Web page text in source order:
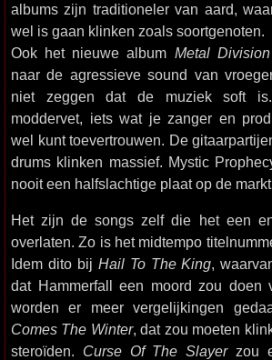
albums zijn traditioneler van aard,
wel is gaan klinken zoals soortgenoten.
Ook het nieuwe album Metal Division
naar de agressieve sound van
niet zeggen dat de muziek soft
moddervet, iets wat je zanger en
wel kunt toevertrouwen. De
drums klinken massief. Mystic
nooit een halfslachtige plaat op de
Het zijn de songs zelf die het een
overlaten. Zo is het midtempo
Idem dito bij Hail To The King,
dat Hammerfall een moord zou doen
worden er meer vergelijkingen
Comes The Winter, dat zou moeten
steroïden. Curse Of The Slayerzou